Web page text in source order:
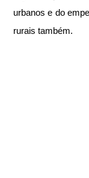
urbanos e do
rurais também.